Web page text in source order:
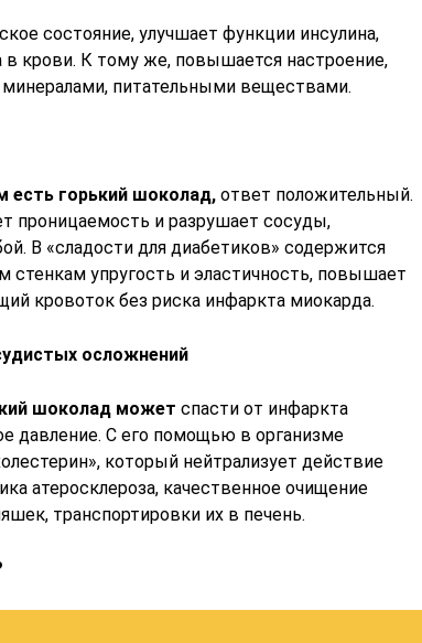
состояние, улучшает функции инсулина,
в крови. К тому же, повышается настроение,
питательными веществами.
есть горький шоколад, ответ положительный.
проницаемость и разрушает сосуды,
В «сладости для диабетиков» содержится
упругость и эластичность, повышает
кровоток без риска инфаркта миокарда.
осложнений
шоколад может спасти от инфаркта
давление. С его помощью в организме
который нейтрализует действие
атеросклероза, качественное очищение
транспортировки их в печень.